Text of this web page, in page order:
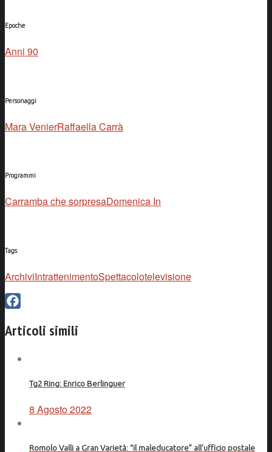
Epoche
Anni 90
Personaggi
Mara VenierRaffaella Carrà
Programmi
Carramba che sorpresaDomenica In
Tags
ArchiviIntrattenimentoSpettacolotelevisione
Articoli simili
Tg2 Ring: Enrico Berlinguer
8 Agosto 2022
Romolo Valli a Gran Varietà: “il maleducatore” all’ufficio postale